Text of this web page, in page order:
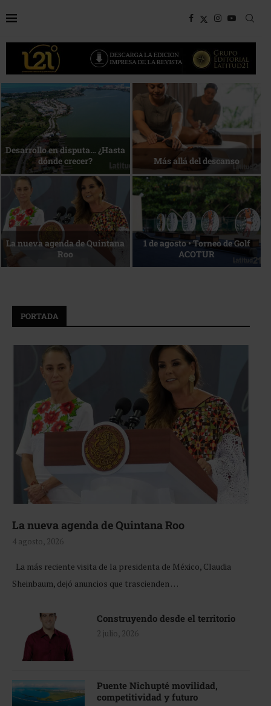
Bottega, un viaje servido a la
mesa
Energía que Impulsa la
competitividad
Reconocimiento de viajeros La esencia del servicio
PORTADA
La nueva agenda de Quintana Roo
4 agosto, 2026
La más reciente visita de la presidenta de México, Claudia
Sheinbaum, dejó anuncios que trascienden …
Construyendo desde el territorio
2 julio, 2026
Puente Nichupté movilidad,
competitividad y futuro